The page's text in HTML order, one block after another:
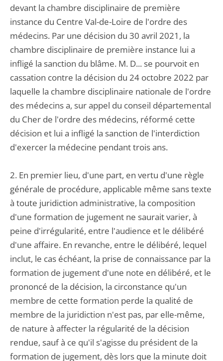
devant la chambre disciplinaire de première
instance du Centre Val-de-Loire de l'ordre des
médecins. Par une décision du 30 avril 2021, la
chambre disciplinaire de première instance lui a
infligé la sanction du blâme. M. D... se pourvoit en
cassation contre la décision du 24 octobre 2022 par
laquelle la chambre disciplinaire nationale de l'ordre
des médecins a, sur appel du conseil départemental
du Cher de l'ordre des médecins, réformé cette
décision et lui a infligé la sanction de l'interdiction
d'exercer la médecine pendant trois ans.
2. En premier lieu, d'une part, en vertu d'une règle
générale de procédure, applicable même sans texte
à toute juridiction administrative, la composition
d'une formation de jugement ne saurait varier, à
peine d'irrégularité, entre l'audience et le délibéré
d'une affaire. En revanche, entre le délibéré, lequel
inclut, le cas échéant, la prise de connaissance par la
formation de jugement d'une note en délibéré, et le
prononcé de la décision, la circonstance qu'un
membre de cette formation perde la qualité de
membre de la juridiction n'est pas, par elle-même,
de nature à affecter la régularité de la décision
rendue, sauf à ce qu'il s'agisse du président de la
formation de jugement, dès lors que la minute doit